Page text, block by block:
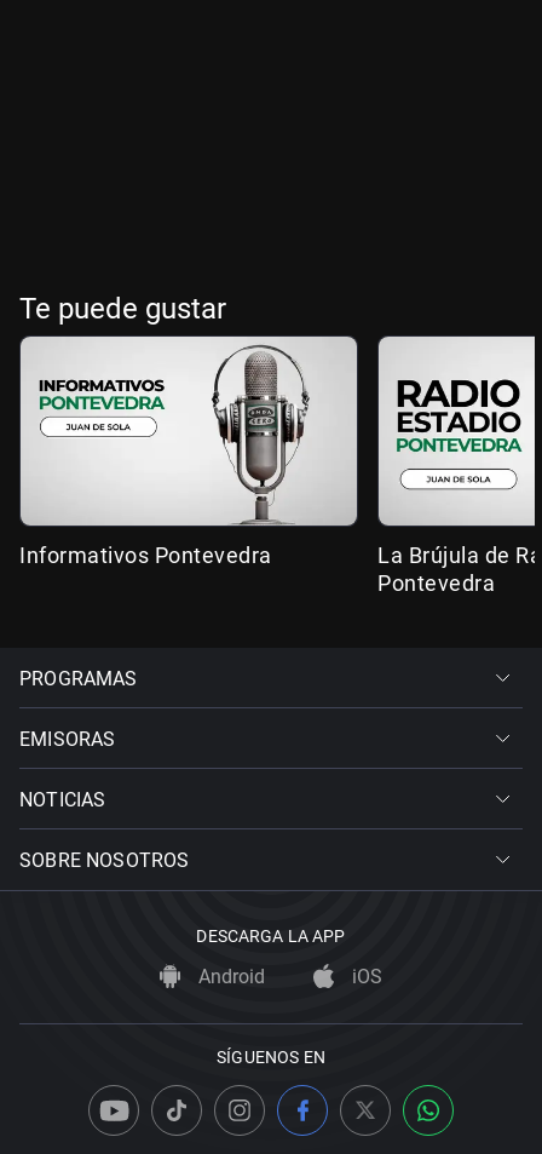
Te puede gustar
Informativos Pontevedra
La Brújula de
Pontevedra
PROGRAMAS
EMISORAS
NOTICIAS
SOBRE NOSOTROS
DESCARGA LA APP
Android iOS
SÍGUENOS EN